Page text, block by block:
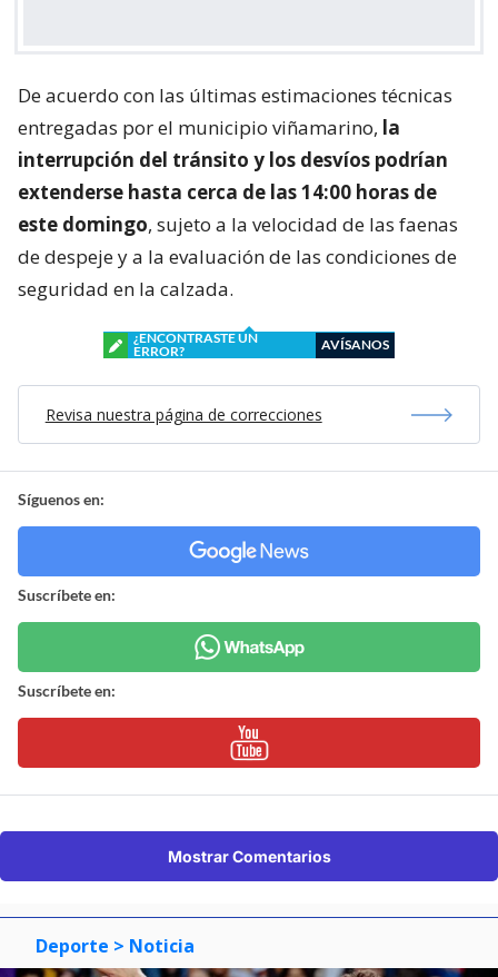
De acuerdo con las últimas estimaciones técnicas
entregadas por el municipio viñamarino, la
interrupción del tránsito y los desvíos podrían
extenderse hasta cerca de las 14:00 horas de
este domingo, sujeto a la velocidad de las faenas
de despeje y a la evaluación de las condiciones de
seguridad en la calzada.
¿ENCONTRASTE UN
ERROR?
AVÍSANOS
Revisa nuestra página de correcciones
Síguenos en:
Suscríbete en:
Suscríbete en:
Mostrar Comentarios
Deporte > Noticia